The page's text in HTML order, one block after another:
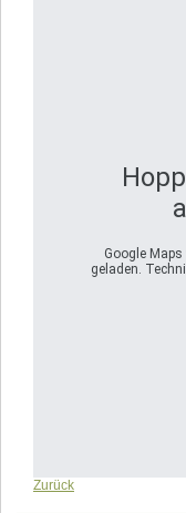
Google
geladen.
Zurück